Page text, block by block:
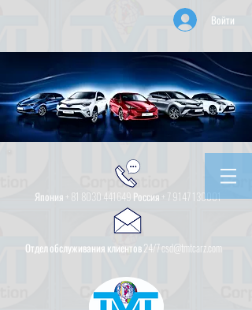
Войти
Япония + 81 8030 441649 Россия + 7 9147 130001
Отдел обслуживания клиентов 24/7 csd@tmtcarz.com